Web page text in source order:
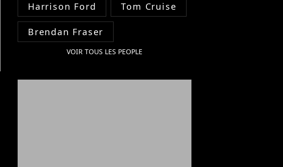
Harrison Ford Tom Cruise
Brendan Fraser
VOIR TOUS LES PEOPLE